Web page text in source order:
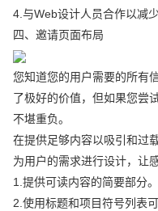
4.与Web设计人员合作以减
四、邀请页面布局
您知道您的用户需要的所有
了极好的价值，但如果您尝
不堪重负。
在提供足够内容以吸引和过
为用户的需求进行设计，让
1.提供可读内容的简要部分
2.使用标题和项目符号列表